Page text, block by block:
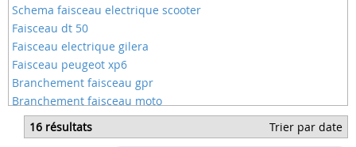
Schema faisceau electrique scooter
Faisceau dt 50
Faisceau electrique gilera
Faisceau peugeot xp6
Branchement faisceau gpr
Branchement faisceau moto
Branchement faisceaux rieju
Brancher faisceau am6
16 résultats Trier par date